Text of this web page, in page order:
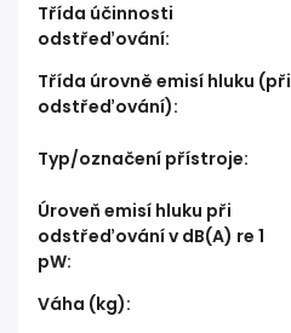
Třída účinnosti
odstřeďování:
Třída úrovně emisí hluku (při
odstřeďování):
Typ/označení přístroje:
Úroveň emisí hluku při
odstřeďování v dB(A) re 1
pW:
Váha (kg):